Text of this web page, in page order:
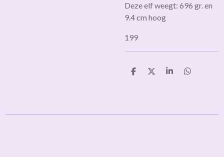
Deze elf weegt: 696 gr. en
9.4 cm hoog
199
D
D
S
D